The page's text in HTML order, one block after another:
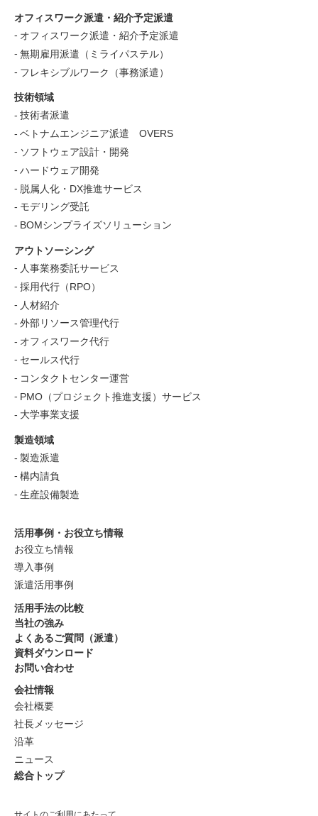
オフィスワーク派遣・紹介予定派遣
オフィスワーク派遣・紹介予定派遣
無期雇用派遣（ミライパステル）
フレキシブルワーク（事務派遣）
技術領域
技術者派遣
ベトナムエンジニア派遣 OVERS
ソフトウェア設計・開発
ハードウェア開発
脱属人化・DX推進サービス
モデリング受託
BOMシンプライズソリューション
アウトソーシング
人事業務委託サービス
採用代行（RPO）
人材紹介
外部リソース管理代行
オフィスワーク代行
セールス代行
コンタクトセンター運営
PMO（プロジェクト推進支援）サービス
大学事業支援
製造領域
製造派遣
構内請負
生産設備製造
活用事例・お役立ち情報
お役立ち情報
導入事例
派遣活用事例
活用手法の比較
当社の強み
よくあるご質問（派遣）
資料ダウンロード
お問い合わせ
会社情報
会社概要
社長メッセージ
沿革
ニュース
総合トップ